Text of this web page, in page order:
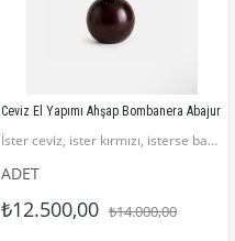
Ceviz El Yapımı Ahşap Bombanera Abajur
İster ceviz, ister kırmızı, isterse bambaşka bir renkli aydınlatma!
ADET
₺12.500,00 ₺14.000,00